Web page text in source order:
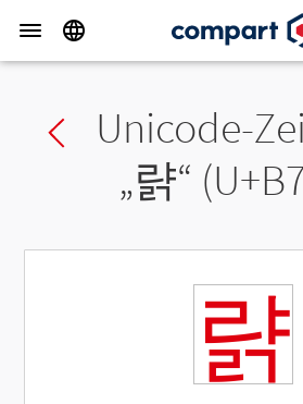
Previous char
Unicode-
„랽“
랽